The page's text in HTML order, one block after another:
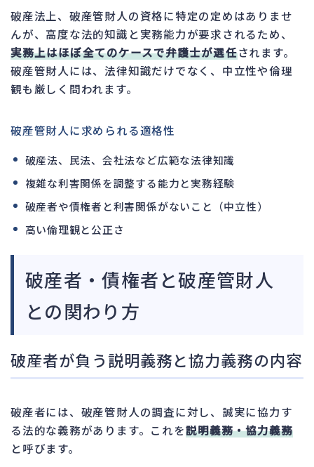
破産法上、破産管財人の資格に特定の定めはありませ
んが、高度な法的知識と実務能力が要求されるため、
実務上はほぼ全てのケースで弁護士が選任されます。
破産管財人には、法律知識だけでなく、中立性や倫理
観も厳しく問われます。
破産管財人に求められる適格性
破産法、民法、会社法など広範な法律知識
複雑な利害関係を調整する能力と実務経験
破産者や債権者と利害関係がないこと（中立性）
高い倫理観と公正さ
破産者・債権者と破産管財人
との関わり方
破産者が負う説明義務と協力義務の内容
破産者には、破産管財人の調査に対し、誠実に協力す
る法的な義務があります。これを説明義務・協力義務
と呼びます。